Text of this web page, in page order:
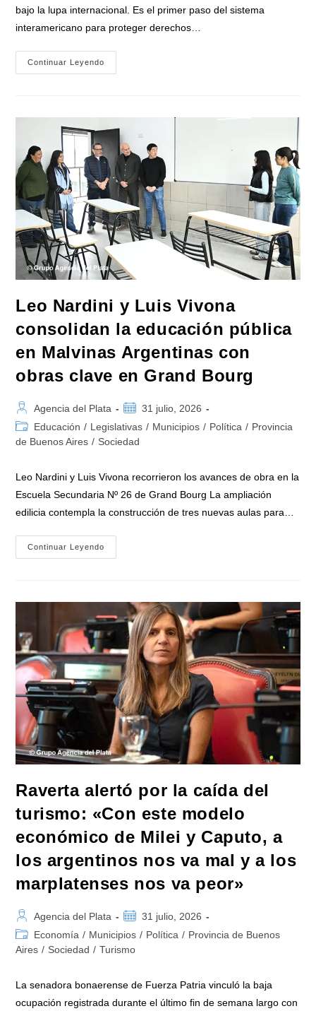
bajo la lupa internacional. Es el primer paso del sistema
interamericano para proteger derechos…
Continuar Leyendo
FreSU
La
CIDH
Para
Que
De
Explicaciones
Sobre
La
Reforma
Laboral
Y
La
Represión
Leo Nardini y Luis Vivona
consolidan la educación pública
en Malvinas Argentinas con
obras clave en Grand Bourg
Autor
de
la
Agencia del Plata
Publicación
de
la
31 julio, 2026
Categoría
de
Educación / Legislativas / Municipios / Política / Provincia
de Buenos Aires / Sociedad
Leo Nardini y Luis Vivona recorrieron los avances de obra en la
Escuela Secundaria Nº 26 de Grand Bourg La ampliación
edilicia contempla la construcción de tres nuevas aulas para…
Continuar Leyendo
Nardini
Educación
Pública
En
Malvinas
Argentinas
Con
Obras
Clave
En
Grand
Bourg
Raverta alertó por la caída del
turismo: «Con este modelo
económico de Milei y Caputo, a
los argentinos nos va mal y a los
marplatenses nos va peor»
Autor
de
la
Agencia del Plata
Publicación
de
la
31 julio, 2026
Categoría
de
entrada:
Economía / Municipios / Política / Provincia de Buenos
Aires / Sociedad / Turismo
La senadora bonaerense de Fuerza Patria vinculó la baja
ocupación registrada durante el último fin de semana largo con